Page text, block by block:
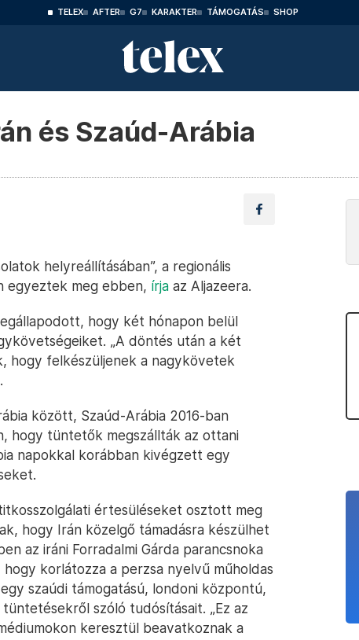
TELEX AFTER G7 KARAKTER TÁMOGATÁS SHOP
és Szaúd-Arábia
helyreállításában”, a regionális
egyeztek meg ebben, írja az Aljazeera.
hogy két hónapon belül
„A döntés után a két
hogy felkészüljenek a nagykövetek
között, Szaúd-Arábia 2016-ban
hogy tüntetők megszállták az ottani
napokkal korábban kivégzett egy
értesüléseket osztott meg
hogy Irán közelgő támadásra készülhet
az iráni Forradalmi Gárda parancsnoka
korlátozza a perzsa nyelvű műholdas
szaúdi támogatású, londoni központú,
szóló tudósításait. „Ez az
keresztül beavatkoznak a